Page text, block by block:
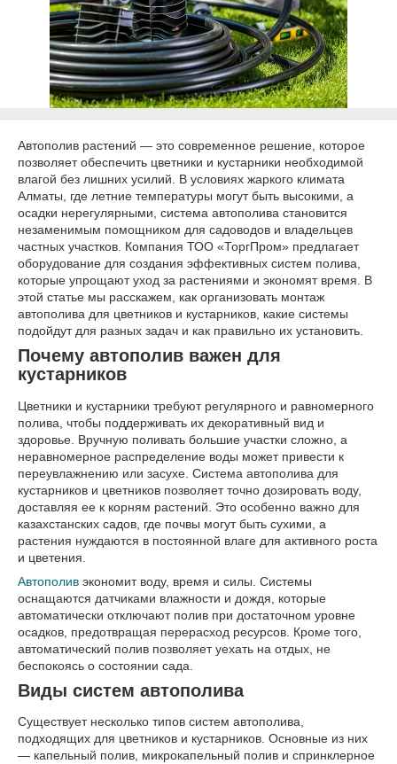
Автополив растений — это современное решение, которое
позволяет обеспечить цветники и кустарники необходимой
влагой без лишних усилий. В условиях жаркого климата
Алматы, где летние температуры могут быть высокими, а
осадки нерегулярными, система автополива становится
незаменимым помощником для садоводов и владельцев
частных участков. Компания ТОО «ТоргПром» предлагает
оборудование для создания эффективных систем полива,
которые упрощают уход за растениями и экономят время. В
этой статье мы расскажем, как организовать монтаж
автополива для цветников и кустарников, какие системы
подойдут для разных задач и как правильно их установить.
Почему автополив важен для
кустарников
Цветники и кустарники требуют регулярного и равномерного
полива, чтобы поддерживать их декоративный вид и
здоровье. Вручную поливать большие участки сложно, а
неравномерное распределение воды может привести к
переувлажнению или засухе. Система автополива для
кустарников и цветников позволяет точно дозировать воду,
доставляя ее к корням растений. Это особенно важно для
казахстанских садов, где почвы могут быть сухими, а
растения нуждаются в постоянной влаге для активного роста
и цветения.
Автополив экономит воду, время и силы. Системы
оснащаются датчиками влажности и дождя, которые
автоматически отключают полив при достаточном уровне
осадков, предотвращая перерасход ресурсов. Кроме того,
автоматический полив позволяет уехать на отдых, не
беспокоясь о состоянии сада.
Виды систем автополива
Существует несколько типов систем автополива,
подходящих для цветников и кустарников. Основные из них
— капельный полив, микрокапельный полив и спринклерное